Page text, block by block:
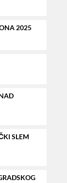
2025
SLEM